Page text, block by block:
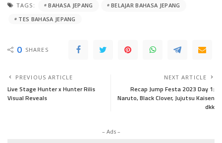
TAGS: BAHASA JEPANG
BELAJAR BAHASA JEPANG
TES BAHASA JEPANG
0 SHARES
PREVIOUS ARTICLE
Live Stage Hunter x Hunter Rilis
Visual Reveals
NEXT ARTICLE
Recap Jump Festa 2023 Day 1:
Naruto, Black Clover, Jujutsu Kaisen
dkk
– Ads –